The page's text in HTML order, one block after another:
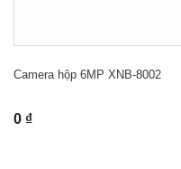
Camera hộp 6MP XNB-8002
0 ₫